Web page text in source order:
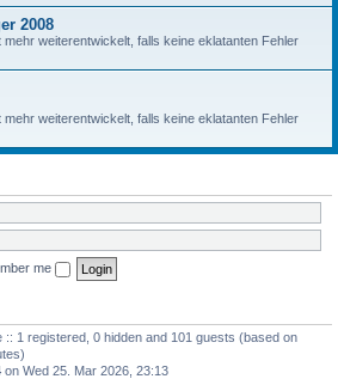
2008
mehr weiterentwickelt, falls keine eklatanten Fehler
mehr weiterentwickelt, falls keine eklatanten Fehler
me
:: 1 registered, 0 hidden and 101 guests (based on
on Wed 25. Mar 2026, 23:13